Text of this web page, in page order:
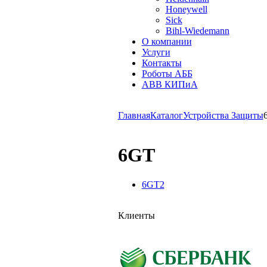
Honeywell
Sick
Bihl-Wiedemann
О компании
Услуги
Контакты
Роботы АББ
ABB КИПиА
ГлавнаяКаталогУстройства Защиты
6GT
6GT2
Клиенты